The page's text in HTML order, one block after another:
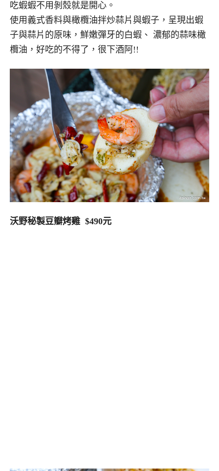
吃蝦蝦不用剝殼就是開心。
使用義式香料與橄欖油拌炒蒜片與蝦子，呈現出蝦
子與蒜片的原味，鮮嫩彈牙的白蝦、 濃郁的蒜味橄
欖油，好吃的不得了，很下酒阿!!
沃野秘製豆瓣烤雞 $490元